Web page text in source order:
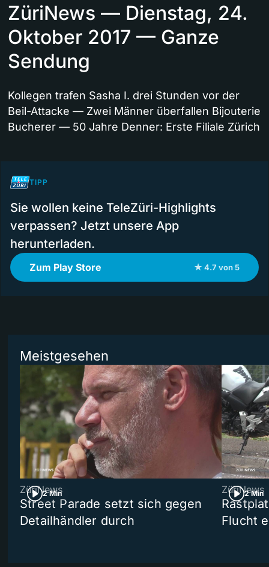
ZüriNews — Dienstag, 24.
Oktober 2017 — Ganze
Sendung
Kollegen trafen Sasha I. drei Stunden vor der
Beil-Attacke — Zwei Männer überfallen Bijouterie
Bucherer — 50 Jahre Denner: Erste Filiale Zürich
TIPP
Sie wollen keine TeleZüri-Highlights
verpassen? Jetzt unsere App
herunterladen.
Zum Play Store ★ 4.7 von 5
Meistgesehen
2 Min
ZüriNews
Street Parade setzt sich gegen
Detailhändler durch
2 Min
ZüriNews
Flucht